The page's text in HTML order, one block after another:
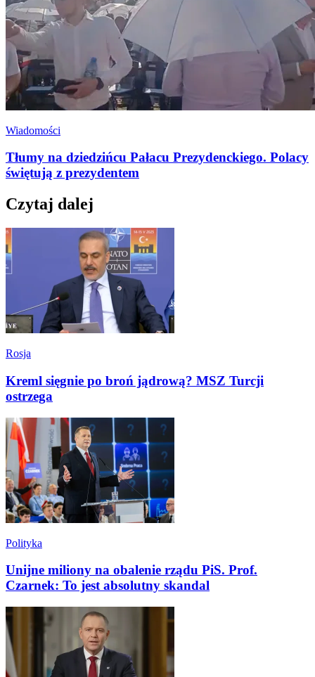
Wiadomości
Tłumy na dziedzińcu Pałacu Prezydenckiego. Polacy
świętują z prezydentem
Czytaj dalej
Rosja
Kreml sięgnie po broń jądrową? MSZ Turcji
ostrzega
Polityka
Unijne miliony na obalenie rządu PiS. Prof.
Czarnek: To jest absolutny skandal